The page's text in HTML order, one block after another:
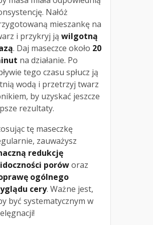
Nałóż
mieszankę na
i przykryj ją wilgotną
. Daj maseczce około 20
na działanie. Po
tego czasu spłucz ją
wodą i przetrzyj twarz
by uzyskać jeszcze
rezultaty.
tę maseczkę
zauważysz
redukcję
poróworaz
ogólnego
cery. Ważne jest,
być systematycznym w